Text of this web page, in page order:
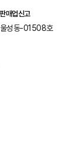
매업신고
성동-01508호